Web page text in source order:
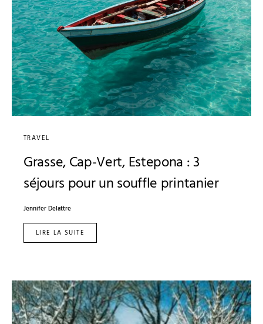
TRAVEL
Grasse, Cap-Vert, Estepona : 3
séjours pour un souffle printanier
Jennifer Delattre
LIRE LA SUITE